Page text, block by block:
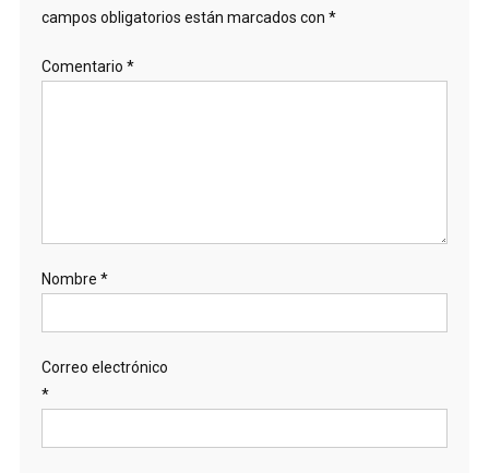
campos obligatorios están marcados con *
Comentario *
Nombre *
Correo electrónico
*